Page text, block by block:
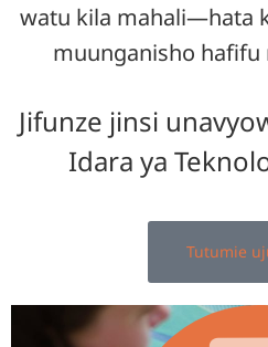
watu kila mahali—hata
muunganisho hafifu
Jifunze jinsi
Idara ya
Tutumie